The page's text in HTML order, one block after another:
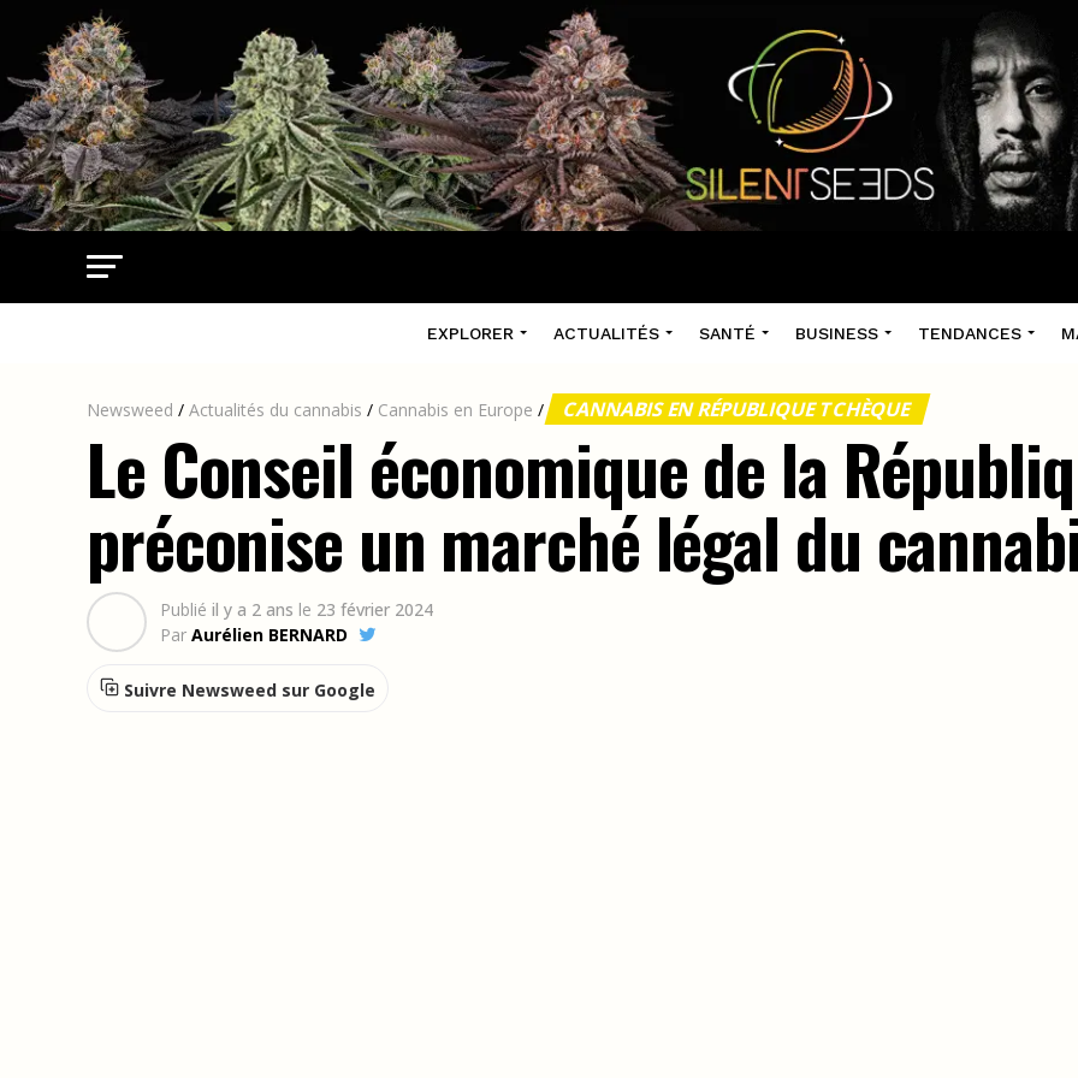
EXPLORER ACTUALITÉS SANTÉ BUSINESS TENDANCES
Newsweed / Actualités du cannabis / Cannabis en Europe / CANNABIS EN RÉPUBLIQUE TCHÈQUE
Le Conseil économique de la
préconise un marché légal du
Publié il y a 2 ans le 23 février 2024
Par Aurélien BERNARD
Suivre Newsweed sur Google